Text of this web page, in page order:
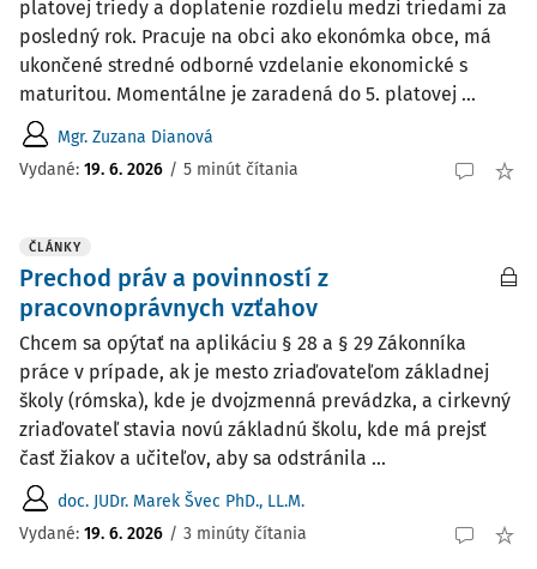
platovej triedy a doplatenie rozdielu medzi triedami za
posledný rok. Pracuje na obci ako ekonómka obce, má
ukončené stredné odborné vzdelanie ekonomické s
maturitou. Momentálne je zaradená do 5. platovej ...
Mgr. Zuzana Dianová
Vydané: 19. 6. 2026 / 5 minút čítania
ČLÁNKY
Prechod práv a povinností z
pracovnoprávnych vzťahov
Chcem sa opýtať na aplikáciu § 28 a § 29 Zákonníka
práce v prípade, ak je mesto zriaďovateľom základnej
školy (rómska), kde je dvojzmenná prevádzka, a cirkevný
zriaďovateľ stavia novú základnú školu, kde má prejsť
časť žiakov a učiteľov, aby sa odstránila ...
doc. JUDr. Marek Švec PhD., LL.M.
Vydané: 19. 6. 2026 / 3 minúty čítania